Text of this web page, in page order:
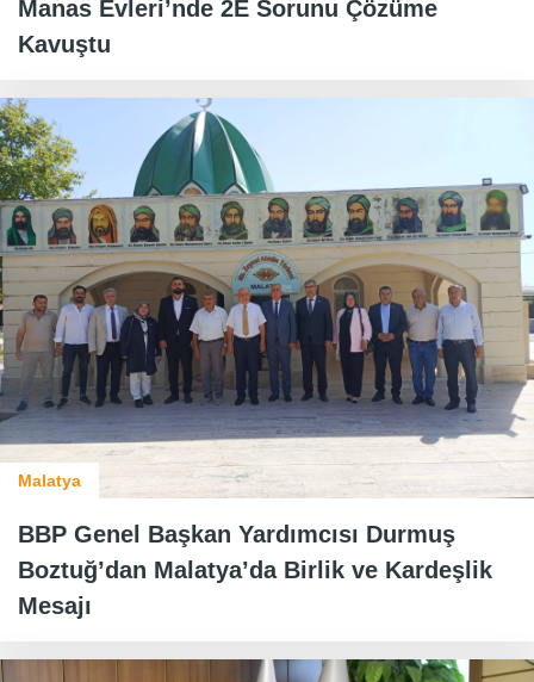
Manas Evleri’nde 2E Sorunu Çözüme
Kavuştu
Malatya
BBP Genel Başkan Yardımcısı Durmuş
Boztuğ’dan Malatya’da Birlik ve Kardeşlik
Mesajı